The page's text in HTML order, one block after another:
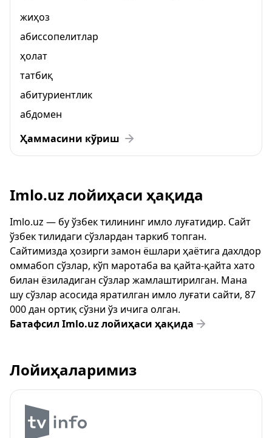
жиҳоз
абиссопелитлар
ҳолат
татбиқ
абитуриентлик
абдомен
Ҳаммасини кўриш
Imlo.uz лойиҳаси ҳақида
Imlo.uz — бу ўзбек тилининг имло луғатидир. Сайт
ўзбек тилидаги сўзлардан таркиб топган.
Сайтимизда ҳозирги замон ёшлари ҳаётига дахлдор
оммабоп сўзлар, кўп маротаба ва қайта-қайта хато
билан ёзиладиган сўзлар жамлаштирилган. Мана
шу сўзлар асосида яратилган имло луғати сайти, 87
000 дан ортиқ сўзни ўз ичига олган.
Батафсил Imlo.uz лойиҳаси ҳақида
Лойиҳаларимиз